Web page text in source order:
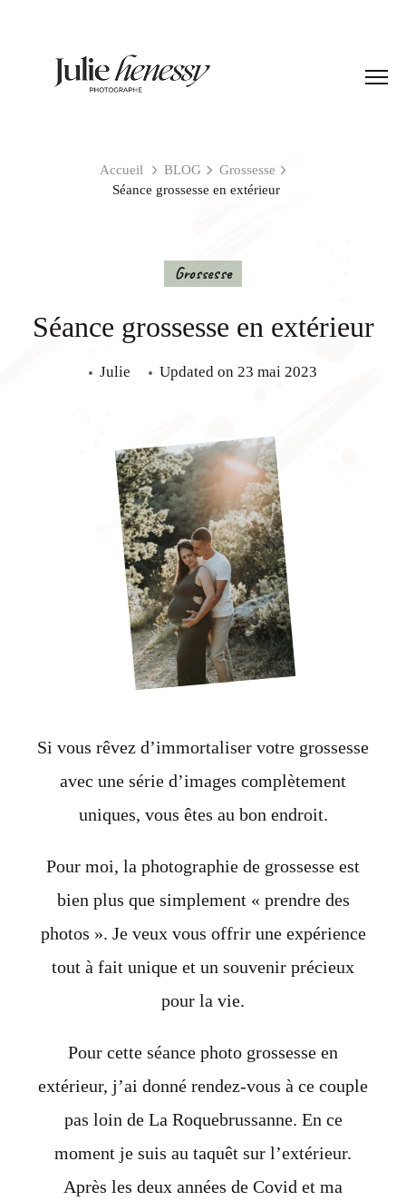
Accueil BLOG
Grossesse
Séance grossesse en extérieur
Grossesse
Séance grossesse en extérieur
Julie Updated on 23 mai 2023
Si vous rêvez d’immortaliser votre grossesse
avec une série d’images complètement
uniques, vous êtes au bon endroit.
Pour moi, la photographie de grossesse est
bien plus que simplement « prendre des
photos ». Je veux vous offrir une expérience
tout à fait unique et un souvenir précieux
pour la vie.
Pour cette séance photo grossesse en
extérieur, j’ai donné rendez-vous à ce couple
pas loin de La Roquebrussanne. En ce
moment je suis au taquêt sur l’extérieur.
Après les deux années de Covid et ma